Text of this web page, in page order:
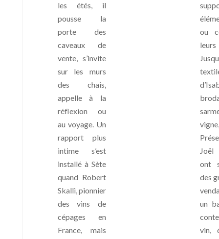
les étés, il
pousse la
porte des
caveaux de
vente, s’invite
sur les murs
des chais,
appelle à la
réflexion ou
au voyage. Un
rapport plus
intime s’est
installé à Sète
quand Robert
Skalli, pionnier
des vins de
cépages en
France, mais
ou
ont
des
un
vin,